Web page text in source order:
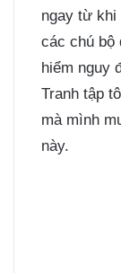
ngay từ khi
các chú bộ
hiểm nguy
Tranh tập
mà mình
này.